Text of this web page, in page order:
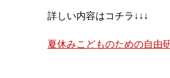
詳しい内容はコチラ↓↓↓
夏休みこどものための自由